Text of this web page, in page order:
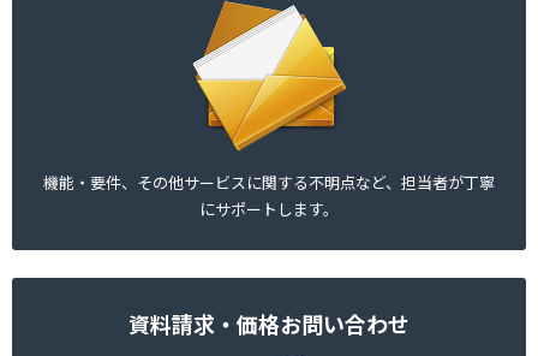
機能・要件、その他サービスに関する不明点など、担当者が丁寧
にサポートします。
資料請求・価格お問い合わせ